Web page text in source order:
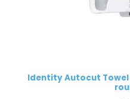
Identity Autocut Towel